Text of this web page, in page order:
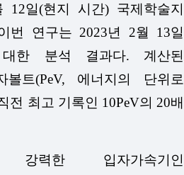
12일(현지 시간) 국제학술지
번 연구는 2023년 2월 13일
한 분석 결과다. 계산된
볼트(PeV, 에너지의 단위로
전 최고 기록인 10PeV의 20배
력한 입자가속기인